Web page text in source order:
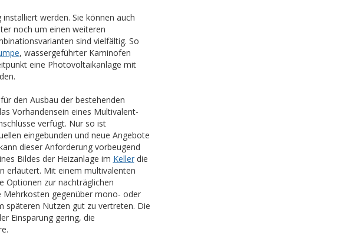
werden. Sie können auch
noch um einen weiteren
sind vielfältig. So
, wassergeführter Kaminofen
eine Photovoltaikanlage mit
den Ausbau der bestehenden
Vorhandensein eines Multivalent-
verfügt. Nur so ist
eingebunden und neue Angebote
dieser Anforderung vorbeugend
Bildes der Heizanlage im Kellerdie
erläutert. Mit einem multivalenten
Optionen zur nachträglichen
Mehrkosten gegenüber mono- oder
späteren Nutzen gut zu vertreten. Die
Einsparung gering, die